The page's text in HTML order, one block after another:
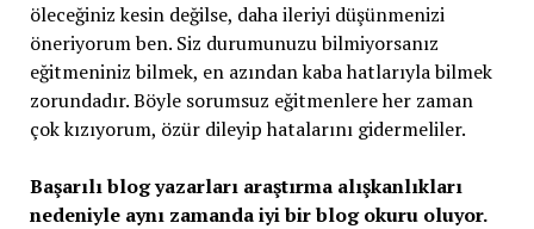
öleceğiniz kesin değilse, daha ileriyi düşünmenizi
öneriyorum ben. Siz durumunuzu bilmiyorsanız
eğitmeniniz bilmek, en azından kaba hatlarıyla bilmek
zorundadır. Böyle sorumsuz eğitmenlere her zaman
çok kızıyorum, özür dileyip hatalarını gidermeliler.
Başarılı blog yazarları araştırma alışkanlıkları
nedeniyle aynı zamanda iyi bir blog okuru oluyor.